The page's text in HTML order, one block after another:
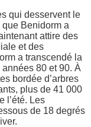
qui desservent le
Benidorm a
attire des
et des
a transcendé la
80 et 90. À
bordée d’arbres
plus de 41 000
l’été. Les
de 18 degrés